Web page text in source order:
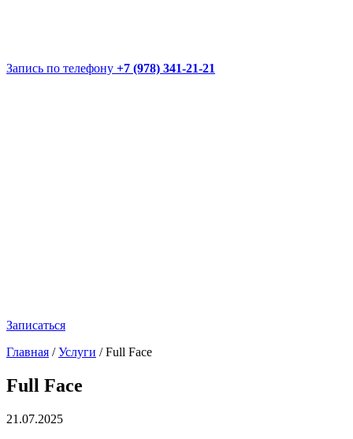
Запись по телефону +7 (978) 341-21-21
Записаться
Главная /Услуги /Full Face
Full Face
21.07.2025